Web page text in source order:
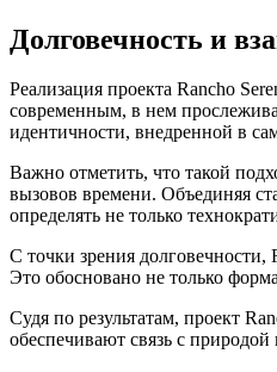
Долговечность и
Реализация проекта Rancho
современным, в нем
идентичности, внедренной в
Важно отметить, что такой
вызовов времени. Объединяя
определять не только
С точки зрения долговечности,
Это обосновано не только
Судя по результатам, проект
обеспечивают связь с